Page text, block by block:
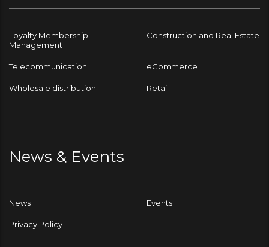
Loyalty Membership
Management
Construction and Real Estate
Telecommunication eCommerce
Wholesale distribution Retail
News & Events
News Events
Privacy Policy